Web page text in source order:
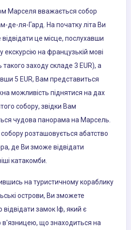
Марселя вважається собор
де-ля-Гард. На початку літа Ви
це місце, послухавши
екскурсію на французькій мові
такого заходу складе 3 EUR), а
5 EUR, Вам представиться
можливість піднятися на дах
собору, звідки Вам
чудова панорама на Марсель.
розташовується абатство
де Ви зможе відвідати
катакомби.
на туристичному кораблику
острови, Ви зможете
відвідати замок Іф, який є
в'язницею, що знаходиться на